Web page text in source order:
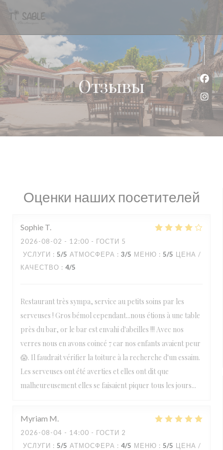
Отзывы
Оценки наших посетителей
Sophie T
2026-08-02 - 12:00 - ГОСТИ 5
УСЛУГИ : 5/5 АТМОСФЕРА : 3/5 МЕНЮ : 5/5 ЦЕНА /
КАЧЕСТВО : 4/5
Restaurant très sympa, service au petits soins par les
serveuses ! Gros bémol cependant...nous étions à une table
près du bar, or le bar est envahi d'abeilles !!! Avec nos
verres nous en avons coincé 7 car nos enfants avaient peur
😱. Il faudrait vérifier la toiture à la recherche d'un essaim.
Les serveuses ont été averties et elles ont dit que
malheureusement elles se faisaient piquer tous les jours...
Myriam M
2026-08-04 - 14:00 - ГОСТИ 2
УСЛУГИ : 5/5 АТМОСФЕРА : 4/5 МЕНЮ : 5/5 ЦЕНА /